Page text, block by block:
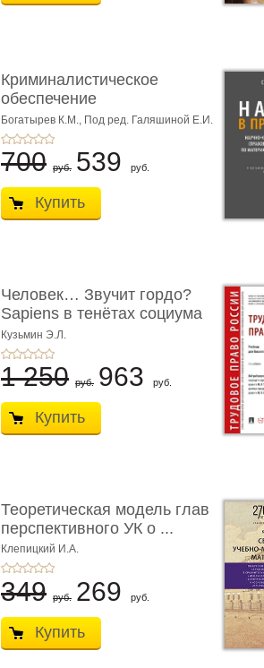
Криминалистическое
обеспечение
медиабезопас� ...
Богатырев К.М., Под ред. Галяшиной Е.И.
700 руб. 539 руб.
Купить
Человек… Звучит гордо?
Sapiens в тенётах социума
� ...
Кузьмин Э.Л.
1 250 руб. 963 руб.
Купить
Теоретическая модель глав
перспективного УК о ...
Клепицкий И.А.
349 руб. 269 руб.
Купить